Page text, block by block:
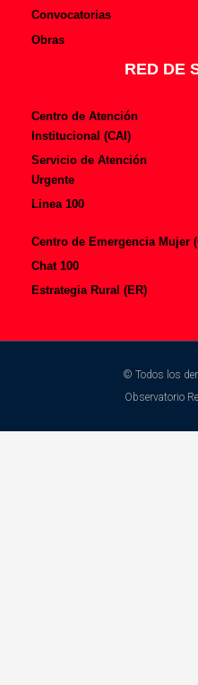
Convocatorias
Obras
RED DE
Centro de Atención
Institucional (CAI)
Servicio de Atención
Urgente
Linea 100
Centro de Emergencia Mujer
Chat 100
Estrategia Rural (ER)
© Todos los
Observatorio